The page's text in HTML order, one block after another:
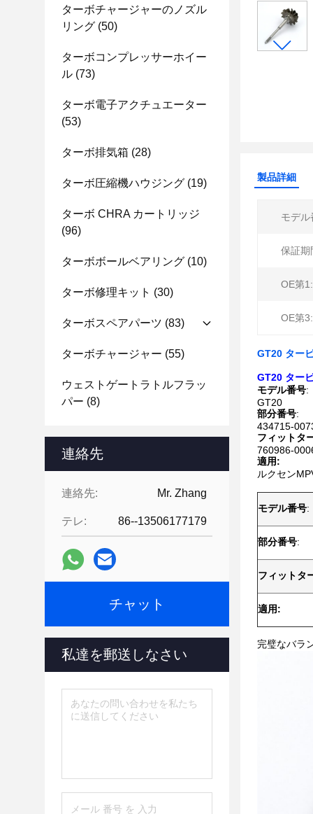
ターボチャージャーのノズル
リング (50)
ターボコンプレッサーホイー
ル (73)
ターボ電子アクチュエーター
(53)
ターボ排気箱 (28)
ターボ圧縮機ハウジング (19)
ターボ CHRA カートリッジ
(96)
ターボボールベアリング (10)
ターボ修理キット (30)
ターボスペアパーツ (83)
ターボチャージャー (55)
ウェストゲートラトルフラッ
パー (8)
連絡先
連絡先: Mr. Zhang
テレ: 86--13506177179
チャット
私達を郵送しなさい
製品詳細
モデル
保証期
OE第1:
OE第3:
GT20 ター
GT20 ター
モデル番号:
GT20
部分番号:
434715-
フィットタ
760986-
適用:
ルクセン
モデル番号:
部分番号:
フィットタ
適用:
完璧なバラ